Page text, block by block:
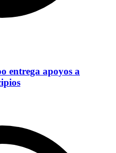
entrega apoyos a